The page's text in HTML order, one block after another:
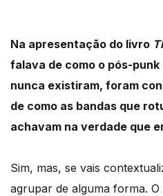
Na apresentação do livro
falava de como o pós-
nunca existiram, foram
de como as bandas que
achavam na verdade que
Sim, mas, se vais
agrupar de alguma forma.